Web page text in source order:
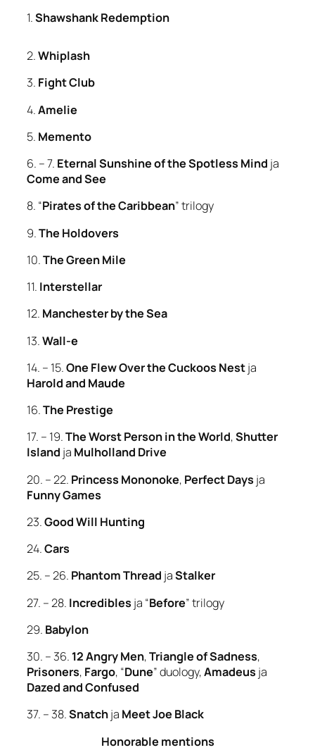
1.Shawshank Redemption
2.Whiplash
3. Fight Club
4.Amelie
5. Memento
6. – 7. Eternal Sunshine of the Spotless Mind ja
Come and See
8. “Pirates of the Caribbean” trilogy
9.The Holdovers
10.The Green Mile
11. Interstellar
12. Manchester by the Sea
13.Wall-e
14. – 15.One Flew Over the Cuckoos Nestja
Harold and Maude
16.The Prestige
17. – 19.The Worst Person in the World,Shutter
Island ja Mulholland Drive
20. – 22. Princess Mononoke, Perfect Days ja
Funny Games
23.Good Will Hunting
24.Cars
25. – 26. Phantom Thread jaStalker
27. – 28. Incredibles ja “Before” trilogy
29. Babylon
30. – 36. 12 Angry Men,Triangle of Sadness,
Prisoners, Fargo, “Dune” duology,Amadeus ja
Dazed and Confused
37. – 38.Snatchja Meet Joe Black
Honorable mentions